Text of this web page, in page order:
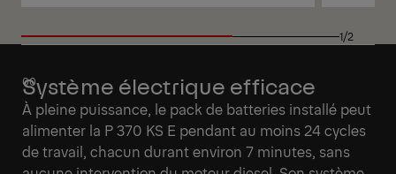
1/2
Système électrique efficace
À pleine puissance, le pack de batteries installé peut
alimenter la P 370 KS E pendant au moins 24 cycles
de travail, chacun durant environ 7 minutes, sans